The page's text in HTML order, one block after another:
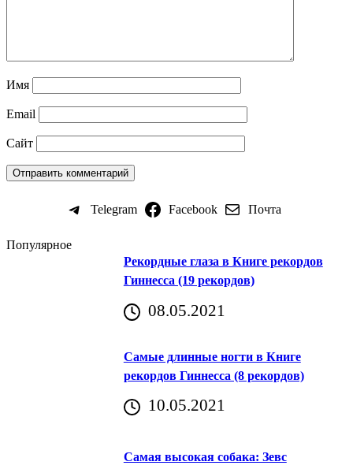
Имя
Email
Сайт
Telegram Facebook Почта
Популярное
Рекордные глаза в Книге рекордов
Гиннесса (19 рекордов)
08.05.2021
Самые длинные ногти в Книге
рекордов Гиннесса (8 рекордов)
10.05.2021
Самая высокая собака: Зевс